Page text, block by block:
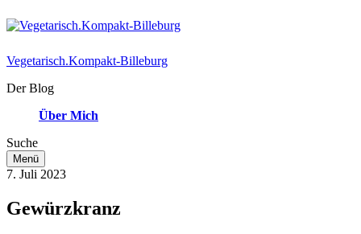
Vegetarisch.Kompakt-Billeburg
Der Blog
Über Mich
Suche
Menü
7. Juli 2023
Gewürzkranz